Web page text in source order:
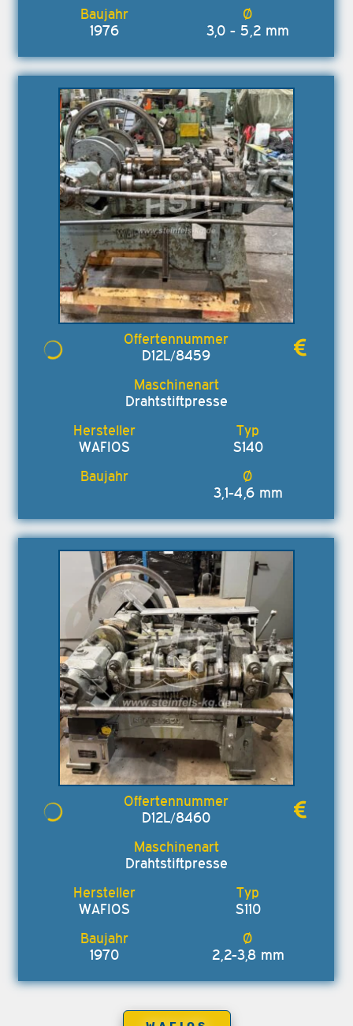
1976 3,0 - 5,2 mm
D12L/8459
Drahtstiftpresse
WAFIOS S140
3,1-4,6 mm
D12L/8460
Drahtstiftpresse
WAFIOS S110
1970 2,2-3,8 mm